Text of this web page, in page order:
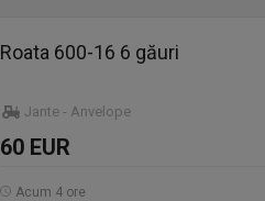
Roata 600-16 6 găuri
Jante - Anvelope
60 EUR
Acum 4 ore